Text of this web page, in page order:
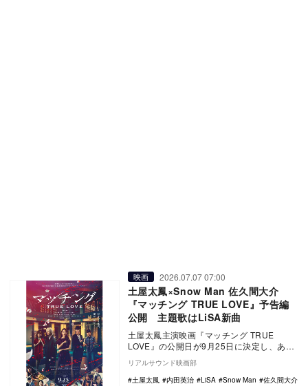
映画 2026.07.07 07:00
土屋太鳳×Snow Man 佐久間大介
『マッチング TRUE LOVE』予告編
公開 主題歌はLiSA新曲
土屋太鳳主演映画『マッチング TRUE
LOVE』の公開日が9月25日に決定し、あわ
せて予告編と本ビジュアルが公開。主題歌
をLi…
リアルサウンド映画部
土屋太鳳
内田英治 LiSA Snow Man
佐久間大介